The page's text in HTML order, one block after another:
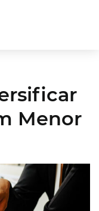
Menor